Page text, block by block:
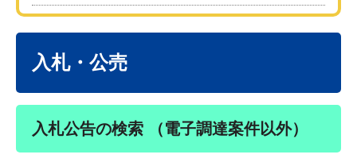
入札・公売
入札公告の検索 （電子調達案件以外）